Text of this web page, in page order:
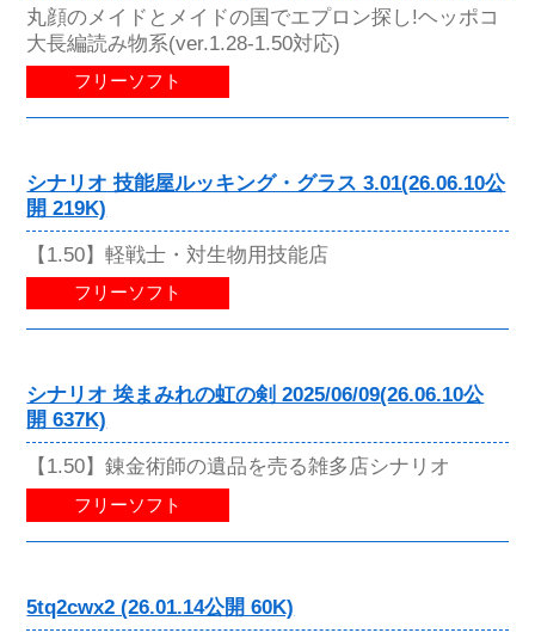
丸顔のメイドとメイドの国でエプロン探し!ヘッポコ
大長編読み物系(ver.1.28-1.50対応)
フリーソフト
シナリオ 技能屋ルッキング・グラス 3.01(26.06.10公
開 219K)
【1.50】軽戦士・対生物用技能店
フリーソフト
シナリオ 埃まみれの虹の剣 2025/06/09(26.06.10公
開 637K)
【1.50】錬金術師の遺品を売る雑多店シナリオ
フリーソフト
5tq2cwx2 (26.01.14公開 60K)